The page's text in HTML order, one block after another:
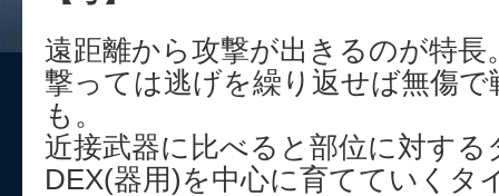
遠距離から攻撃が出きるのが特長
撃っては逃げを繰り返せば無傷
も。
近接武器に比べると部位に対する
DEX(器用)を中心に育てていくタ